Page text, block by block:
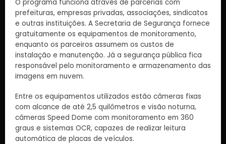
O programa funciona através de parcerias com
prefeituras, empresas privadas, associações, sindicatos
e outras instituições. A Secretaria de Segurança fornece
gratuitamente os equipamentos de monitoramento,
enquanto os parceiros assumem os custos de
instalação e manutenção. Já a segurança pública fica
responsável pelo monitoramento e armazenamento das
imagens em nuvem.
Entre os equipamentos utilizados estão câmeras fixas
com alcance de até 2,5 quilômetros e visão noturna,
câmeras Speed Dome com monitoramento em 360
graus e sistemas OCR, capazes de realizar leitura
automática de placas de veículos.